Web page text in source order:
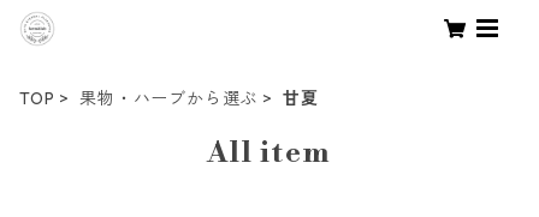
TOP 果物・ハーブから選ぶ 甘夏
All item